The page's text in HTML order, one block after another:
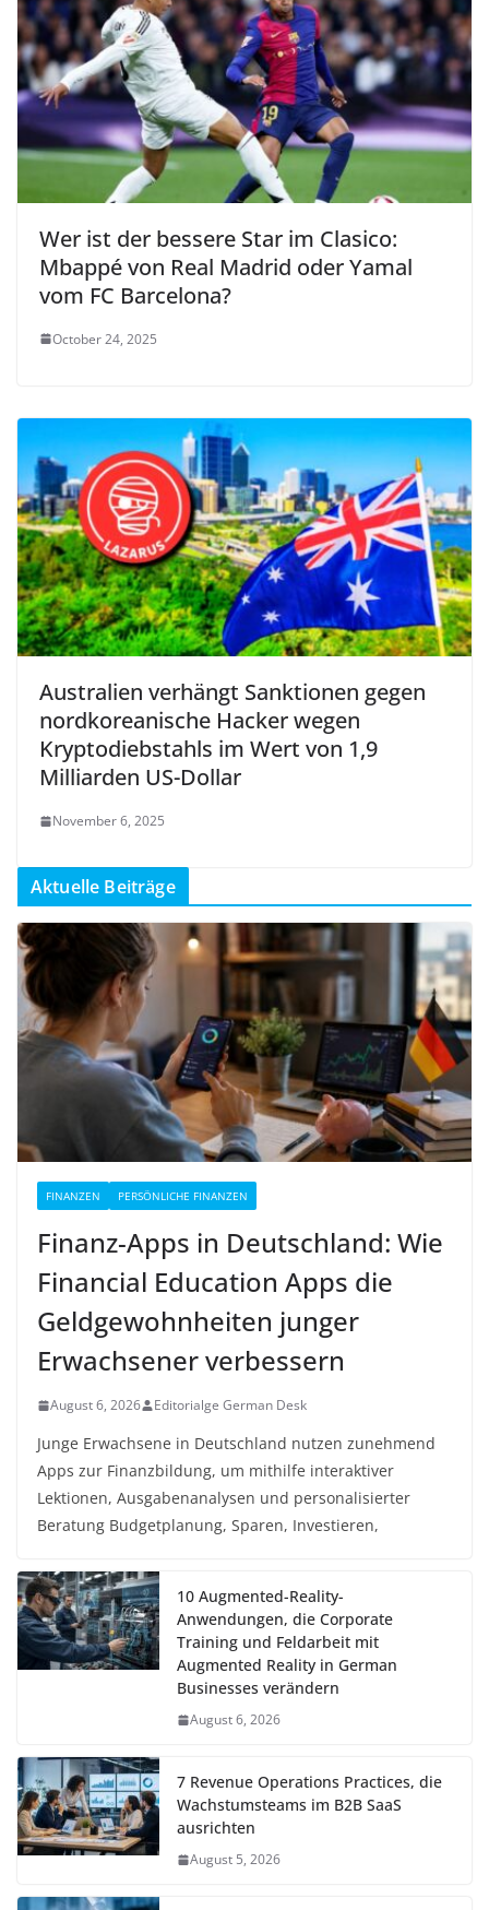
Wer ist der bessere Star im Clasico:
Mbappé von Real Madrid oder Yamal
vom FC Barcelona?
October 24, 2025
Australien verhängt Sanktionen gegen
nordkoreanische Hacker wegen
Kryptodiebstahls im Wert von 1,9
Milliarden US-Dollar
November 6, 2025
Aktuelle Beiträge
FINANZEN PERSÖNLICHE FINANZEN
Finanz-Apps in Deutschland: Wie
Financial Education Apps die
Geldgewohnheiten junger
Erwachsener verbessern
August 6, 2026 Editorialge German Desk
Junge Erwachsene in Deutschland nutzen zunehmend
Apps zur Finanzbildung, um mithilfe interaktiver
Lektionen, Ausgabenanalysen und personalisierter
Beratung Budgetplanung, Sparen, Investieren,
10 Augmented-Reality-
Anwendungen, die Corporate
Training und Feldarbeit mit
Augmented Reality in German
Businesses verändern
August 6, 2026
7 Revenue Operations Practices, die
Wachstumsteams im B2B SaaS
ausrichten
August 5, 2026